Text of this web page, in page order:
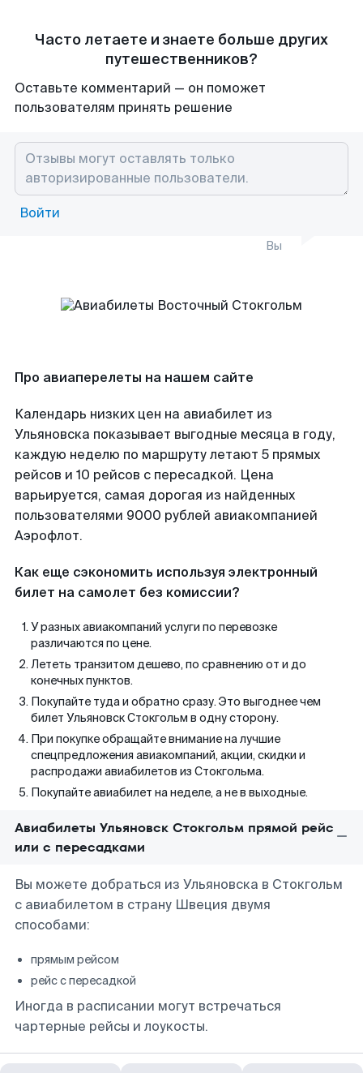
Часто летаете и знаете больше других
путешественников?
Оставьте комментарий — он поможет
пользователям принять решение
Войти
Вы
Про авиаперелеты на нашем сайте
Календарь низких цен на авиабилет из
Ульяновска показывает выгодные месяца в году,
каждую неделю по маршруту летают 5 прямых
рейсов и 10 рейсов с пересадкой. Цена
варьируется, самая дорогая из найденных
пользователями 9000 рублей авиакомпанией
Аэрофлот.
Как еще сэкономить используя электронный
билет на самолет без комиссии?
У разных авиакомпаний услуги по перевозке
различаются по цене.
Лететь транзитом дешево, по сравнению от и до
конечных пунктов.
Покупайте туда и обратно сразу. Это выгоднее чем
билет Ульяновск Стокгольм в одну сторону.
При покупке обращайте внимание на лучшие
спецпредложения авиакомпаний, акции, скидки и
распродажи авиабилетов из Стокгольма.
Покупайте авиабилет на неделе, а не в выходные.
Авиабилеты Ульяновск Стокгольм прямой рейс
или с пересадками
Вы можете добраться из Ульяновска в Стокгольм
с авиабилетом в страну Швеция двумя
способами:
прямым рейсом
рейс с пересадкой
Иногда в расписании могут встречаться
чартерные рейсы и лоукосты.